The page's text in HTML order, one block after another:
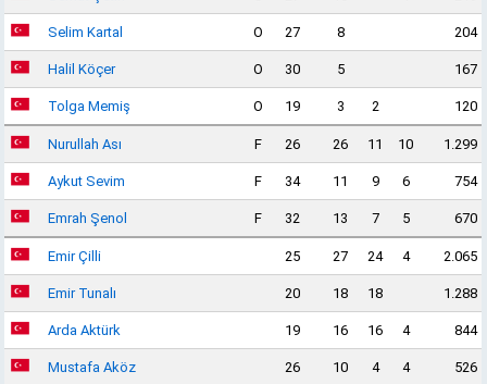
Selim Kartal O 27 8 204
Halil Köçer O 30 5 167
Tolga Memiş O 19 3 2 120
Nurullah Ası F 26 26 11 10 1.299
Aykut Sevim F 34 11 9 6 754
Emrah Şenol F 32 13 7 5 670
Emir Çilli 25 27 24 4 2.065
Emir Tunalı 20 18 18 1.288
Arda Aktürk 19 16 16 4 844
Mustafa Aköz 26 10 4 4 526